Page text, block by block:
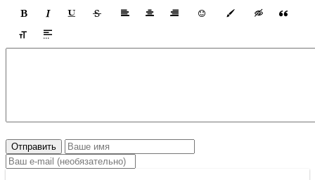
Отправить